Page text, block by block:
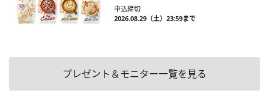
申込締切
2026.08.29（土）23:59まで
プレゼント＆モニター一覧を見る